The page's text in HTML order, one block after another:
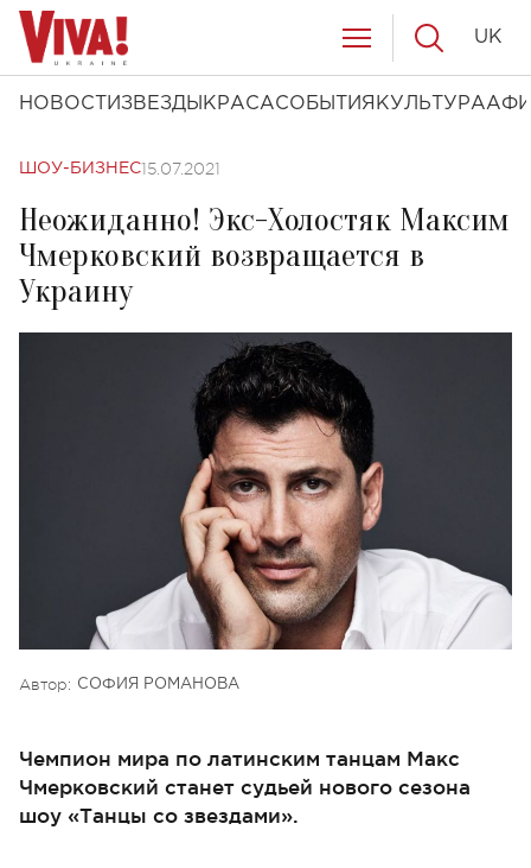
НОВОСТИ ЗВЕЗДЫ КРАСАСОБЫТИЯ КУЛЬТУРА
UK
ШОУ-БИЗНЕС15.07.2021
Неожиданно! Экс-Холостяк Максим
Чмерковский возвращается в
Украину
Автор: СОФИЯ РОМАНОВА
Чемпион мира по латинским танцам Макс
Чмерковский станет судьей нового сезона
шоу «Танцы со звездами».